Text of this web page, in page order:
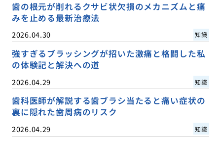
歯の根元が削れるクサビ状欠損のメカニズムと痛
みを止める最新治療法
2026.04.30 知識
強すぎるブラッシングが招いた激痛と格闘した私
の体験記と解決への道
2026.04.29 知識
歯科医師が解説する歯ブラシ当たると痛い症状の
裏に隠れた歯周病のリスク
2026.04.29 知識